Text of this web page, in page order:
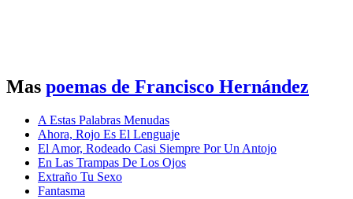
Mas poemas de Francisco Hernández
A Estas Palabras Menudas
Ahora, Rojo Es El Lenguaje
El Amor, Rodeado Casi Siempre Por Un Antojo
En Las Trampas De Los Ojos
Extraño Tu Sexo
Fantasma